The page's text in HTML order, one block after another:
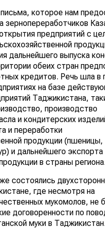
которое нам
предприятий с
дальнейшего выпуска
обеих стран
кредитов. Речь шла в
на базе
Таджикистана,
производство
и кондитерских
и переработки
продукции (пшеницы,
и дальнейшего экспорта
в страны региона.
состоялись
где несмотря на
мукомолов, не
договоренности по
муки в Таджикистан.